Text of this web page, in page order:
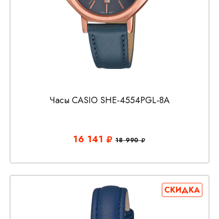
Часы CASIO SHE-4554PGL-8A
16 141 18 990
СКИДКА